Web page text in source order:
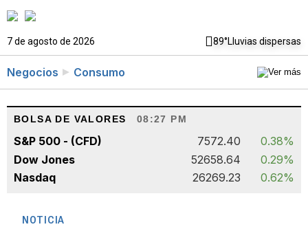
7 de agosto de 2026 89°Lluvias dispersas
Negocios Consumo
BOLSA DE VALORES 08:27 PM
S&P 500 - (CFD) 7572.40
0.38%
Dow Jones
52658.64
0.29%
Nasdaq
26269.23 0.62%
NOTICIA